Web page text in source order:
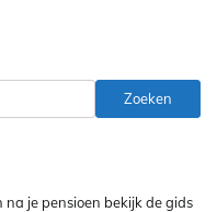
Zoeken
je pensioen bekijk de gids